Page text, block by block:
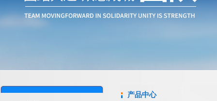
产品中心